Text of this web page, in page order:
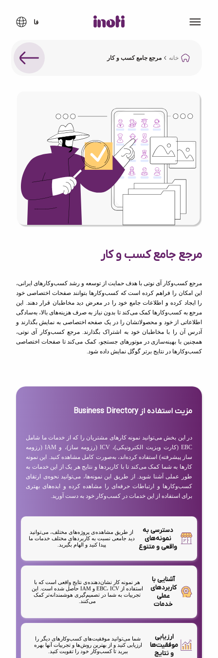
خانه مرجع جامع کسب و کار
مرجع جامع کسب و کار
مرجع کسب‌وکار آی نوتی با هدف حمایت از توسعه و رشد کسب‌وکارهای ایرانی،
این امکان را فراهم کرده است که کسب‌وکارها بتوانند صفحات اختصاصی خود
را ایجاد کرده و اطلاعات جامع خود را در معرض دید مخاطبان قرار دهند. این
مرجع به کسب‌وکارها کمک می‌کند تا بدون نیاز به صرف هزینه‌های بالا، به‌سادگی
اطلاعاتی از خود و محصولاتشان را در یک صفحه اختصاصی به نمایش بگذارند و
آدرس آن را با مخاطبان خود به اشتراک بگذارند. مرجع کسب‌وکار آی نوتی،
همچنین با بهینه‌سازی در موتورهای جستجو، کمک می‌کند تا صفحات اختصاصی
کسب‌وکارها در نتایج برتر گوگل نمایش داده شود.
مزیت استفاده از Business Directory
در این بخش می‌توانید نمونه کارهای مشتریان را که از خدمات ما شامل
EBC (کارت ویزیت الکترونیکی)، ICV (رزومه ساز)، و IAM (رزومه
ساز پیشرفته) استفاده کرده‌اند، به‌صورت کامل مشاهده کنید. این نمونه
کارها به شما کمک می‌کند تا با کاربردها و نتایج هر یک از این خدمات به
طور عملی آشنا شوید. از طریق این نمونه‌ها، می‌توانید نحوه‌ی ارتقای
کسب‌وکارها و ارتباطات حرفه‌ای را مشاهده کرده و ایده‌های بهتری
برای استفاده از این خدمات در کسب‌وکار خود به دست آورید.
دسترسی به
نمونه‌های
واقعی و متنوع
از طریق مشاهده‌ی پروژه‌های مختلف، می‌توانید
دید جامعی نسبت به کاربردهای مختلف خدمات ما
پیدا کنید و الهام بگیرید.
آشنایی با
کاربردهای
عملی
خدمات
هر نمونه کار نشان‌دهنده‌ی نتایج واقعی است که با
استفاده از EBC، ICV و IAM حاصل شده است. این
تجربیات به شما در تصمیم‌گیری هوشمندانه‌تر کمک
می‌کنند.
ارزیابی
موفقیت‌ها
و نتایج
شما می‌توانید موفقیت‌های کسب‌وکارهای دیگر را
ارزیابی کنید و از بهترین روش‌ها و تجربیات آنها بهره
ببرید تا کسب‌وکار خود را تقویت کنید.